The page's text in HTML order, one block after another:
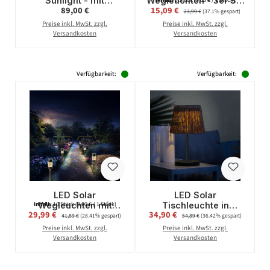
Solarpanel -
warmweiße LED - H:
48cm, D: 34cm -
Regulärer Preis:
89,00 €
Preise inkl. MwSt. zzgl.
Versandkosten
- Edelstahl -
warmweiße LEDs - D:
11,5cm -
Verkaufspreis:
15,09 € Regulärer Preis:
23,99 €(37.1% gespart)
Preise inkl. MwSt. zzgl.
Versandkosten
Verfügbarkeit:
LED Solar
Wegleuchten mit
Erdspieß - Edelstahl -
warmweiße LED - H:
15cm - silber - 10er
Inhalt:10 Stück(3,00 € / 1 Stück)
Verkaufspreis:
29,99 € Regulärer Preis:
41,89 €(28.41% gespart)
Preise inkl. MwSt. zzgl.
Versandkosten
Verfügbarkeit:
LED Solar
Tischleuchte in
Rattan-Optik -
warmweiße LED - H:
48cm - Lichtsensor
Verkaufspreis:
34,90 € Regulärer Preis:
54,89 €(36.42% gespart)
Preise inkl. MwSt. zzgl.
Versandkosten